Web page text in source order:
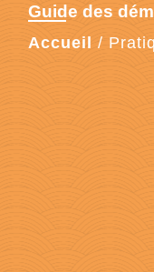
Guide des
Accueil /